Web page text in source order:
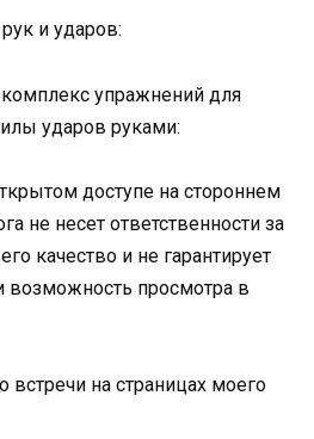
и ударов:
упражнений для
ударов руками:
доступе на стороннем
не несет ответственности за
качество и не гарантирует
возможность просмотра в
встречи на страницах моего